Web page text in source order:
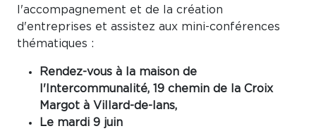
l'accompagnement et de la création
d'entreprises et assistez aux mini-conférences
thématiques :
Rendez-vous à la maison de
l'Intercommunalité, 19 chemin de la Croix
Margot à Villard-de-lans,
Le mardi 9 juin